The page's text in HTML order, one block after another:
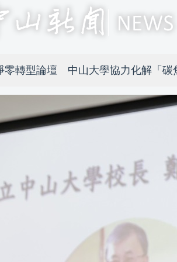
零轉型論壇 中山大學協力化解「碳